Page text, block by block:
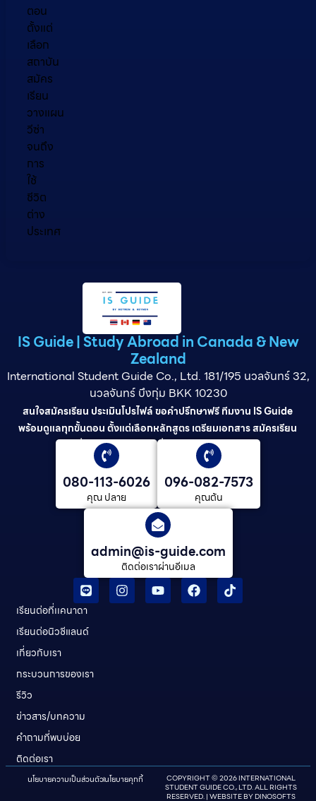
ตอน
ตั้งแต่
เลือก
สถาบัน
สมัคร
เรียน
วางแผน
วีซ่า
จนถึง
การ
ใช้
ชีวิต
ต่าง
ประเทศ
IS Guide | Study Abroad in Canada & New
Zealand
International Student Guide Co., Ltd. 181/195 นวลจันทร์ 32,
นวลจันทร์ บึงกุ่ม BKK 10230
สนใจสมัครเรียน ประเมินโปรไฟล์ ขอคำปรึกษาฟรี ทีมงาน IS Guide
พร้อมดูแลทุกขั้นตอน ตั้งแต่เลือกหลักสูตร เตรียมเอกสาร สมัครเรียน
ยื่นวีซ่า และดูแลต่อเนื่องจนจบการศึกษา
080-113-6026
คุณ ปลาย
096-082-7573
คุณต้น
admin@is-guide.com
ติดต่อเราผ่านอีเมล
เรียนต่อที่เเคนาดา
เรียนต่อนิวซีแลนด์​
เกี่ยวกับเรา
กระบวนการของเรา
รีวิว
ข่าวสาร/บทความ
คําถามที่พบบ่อย
ติดต่อเรา
COPYRIGHT © 2026 INTERNATIONAL
STUDENT GUIDE CO., LTD. ALL RIGHTS
RESERVED. | WEBSITE BY DINOSOFTS
นโยบายความเป็นส่วนตัวนโยบายคุกกี้